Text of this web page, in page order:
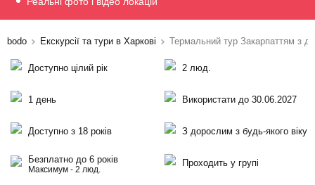
bodo Екскурсії та тури в Харкові Термальний тур Закарпаттям з
Доступно цілий рік 2 люд.
1 день Використати до 30.06.2027
Доступно з 18 років З дорослим з будь-якого віку
Безплатно до 6 років
Максимум - 2 люд.
Проходить у групі